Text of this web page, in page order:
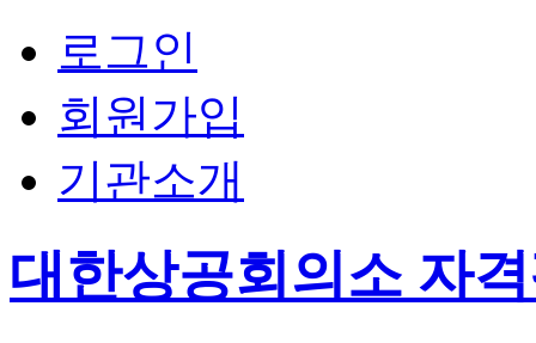
로그인
회원가입
기관소개
대한상공회의소 자